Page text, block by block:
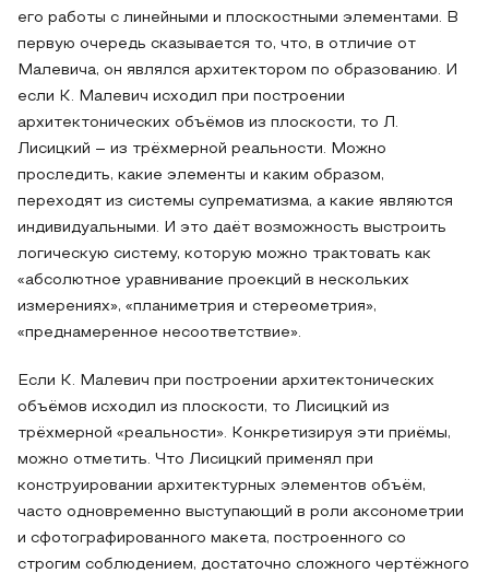
его работы с линейными и плоскостными элементами. В
первую очередь сказывается то, что, в отличие от
Малевича, он являлся архитектором по образованию. И
если К. Малевич исходил при построении
архитектонических объёмов из плоскости, то Л.
Лисицкий – из трёхмерной реальности. Можно
проследить, какие элементы и каким образом,
переходят из системы супрематизма, а какие являются
индивидуальными. И это даёт возможность выстроить
логическую систему, которую можно трактовать как
«абсолютное уравнивание проекций в нескольких
измерениях», «планиметрия и стереометрия»,
«преднамеренное несоответствие».
Если К. Малевич при построении архитектонических
объёмов исходил из плоскости, то Лисицкий из
трёхмерной «реальности». Конкретизируя эти приёмы,
можно отметить. Что Лисицкий применял при
конструировании архитектурных элементов объём,
часто одновременно выступающий в роли аксонометрии
и сфотографированного макета, построенного со
строгим соблюдением, достаточно сложного чертёжного